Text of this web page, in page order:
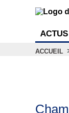
ACTUS
ACCUEIL